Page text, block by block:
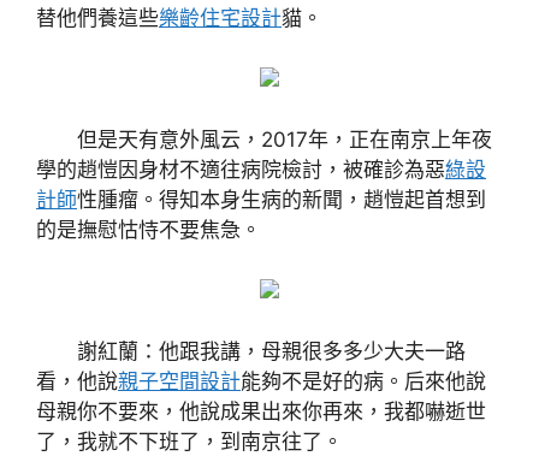
替他們養這些樂齡住宅設計貓。
但是天有意外風云，2017年，正在南京上年夜
學的趙愷因身材不適往病院檢討，被確診為惡綠設
計師性腫瘤。得知本身生病的新聞，趙愷起首想到
的是撫慰怙恃不要焦急。
謝紅蘭：他跟我講，母親很多多少大夫一路
看，他說親子空間設計能夠不是好的病。后來他說
母親你不要來，他說成果出來你再來，我都嚇逝世
了，我就不下班了，到南京往了。